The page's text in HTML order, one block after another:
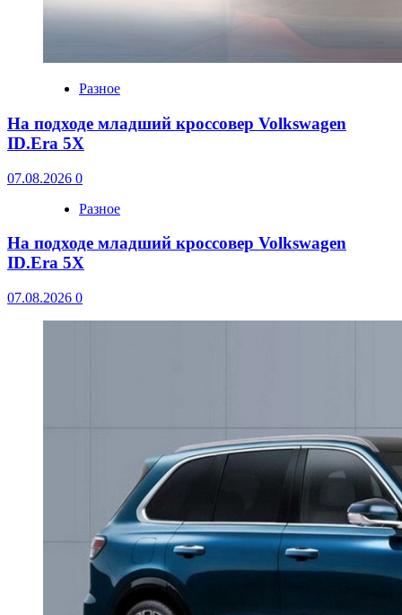
Разное
На подходе младший кроссовер Volkswagen
ID.Era 5X
07.08.2026 0
Разное
На подходе младший кроссовер Volkswagen
ID.Era 5X
07.08.2026 0